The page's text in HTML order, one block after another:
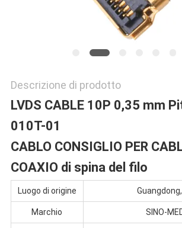
Descrizione di prodotto
LVDS CABLE 10P 0,35 mm
010T-01
CABLO CONSIGLIO PER
COAXIO di spina del filo
Luogo di origine
Marchio SINO-